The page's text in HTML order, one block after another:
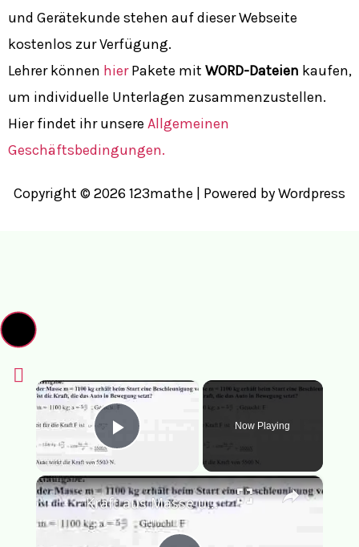
und Gerätekunde stehen auf dieser Webseite
kostenlos zur Verfügung.
Lehrer können hierPakete mit WORD-Dateien kaufen,
um individuelle Unterlagen zusammenzustellen.
Hier findet ihr unsere Allgemeinen
Geschäftsbedingungen.
Copyright © 2026 123mathe | Powered by Wordpress
×
Play Video
Now Playing
×
Kraft aus Masse und Beschleunigung berechnen Physik Textaufgabe